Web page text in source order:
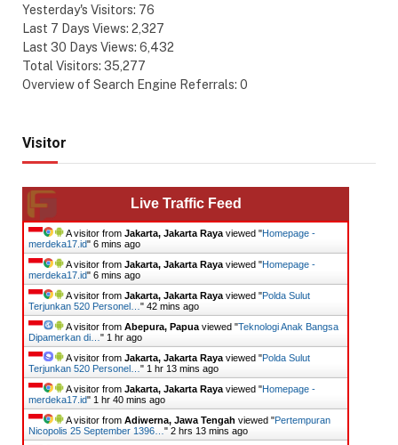
Yesterday's Visitors: 76
Last 7 Days Views: 2,327
Last 30 Days Views: 6,432
Total Visitors: 35,277
Overview of Search Engine Referrals: 0
Visitor
Live Traffic Feed
A visitor from Jakarta, Jakarta Raya viewed "Homepage -
merdeka17.id" 6 mins ago
A visitor from Jakarta, Jakarta Raya viewed "Homepage -
merdeka17.id" 6 mins ago
A visitor from Jakarta, Jakarta Raya viewed "​Polda Sulut
Terjunkan 520 Personel… " 42 mins ago
A visitor from Abepura, Papua viewed "Teknologi Anak Bangsa
Dipamerkan di… " 1 hr ago
A visitor from Jakarta, Jakarta Raya viewed "​Polda Sulut
Terjunkan 520 Personel… " 1 hr 13 mins ago
A visitor from Jakarta, Jakarta Raya viewed "Homepage -
merdeka17.id" 1 hr 40 mins ago
A visitor from Adiwerna, Jawa Tengah viewed "Pertempuran
Nicopolis 25 September 1396… " 2 hrs 13 mins ago